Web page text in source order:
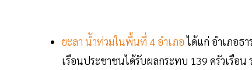
ยะลา น้ำท่วมในพื้นที่ 4 อำเภอได้แก่ อำเภอธ
เรือนประชาชนได้รับผลกระทบ 139 ครัวเรือน